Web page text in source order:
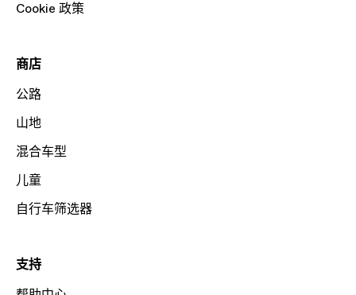
Cookie 政策
商店
公路
山地
混合车型
儿童
自行车筛选器
支持